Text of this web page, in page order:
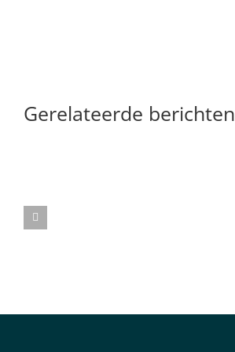
Gerelateerde berichten